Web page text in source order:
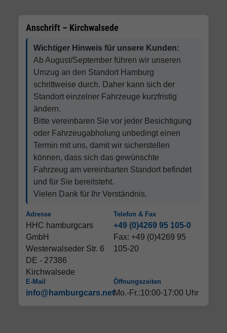
Anschrift – Kirchwalsede
Wichtiger Hinweis für unsere Kunden:
Ab August/September führen wir unseren
Umzug an den Standort Hamburg
schrittweise durch. Daher kann sich der
Standort einzelner Fahrzeuge kurzfristig
ändern.
Bitte vereinbaren Sie vor jeder Besichtigung
oder Fahrzeugabholung unbedingt einen
Termin mit uns, damit wir sicherstellen
können, dass sich das gewünschte
Fahrzeug am vereinbarten Standort befindet
und für Sie bereitsteht.
Vielen Dank für Ihr Verständnis.
Adresse
HHC hamburgcars
GmbH
Westerwalseder Str. 6
DE - 27386
Kirchwalsede
Telefon & Fax
+49 (0)4269 95 105-0
Fax: +49 (0)4269 95
105-20
E-Mail
info@hamburgcars.net
Öffnungszeiten
Mo.-Fr.:10:00-17:00 Uhr